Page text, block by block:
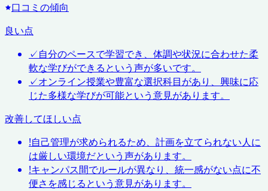
口コミの傾向
良い点
✓自分のペースで学習でき、体調や状況に合わせた柔
軟な学びができるという声が多いです。
✓オンライン授業や豊富な選択科目があり、興味に応
じた多様な学びが可能という意見があります。
改善してほしい点
!自己管理が求められるため、計画を立てられない人に
は厳しい環境だという声があります。
!キャンパス間でルールが異なり、統一感がない点に不
便さを感じるという意見があります。